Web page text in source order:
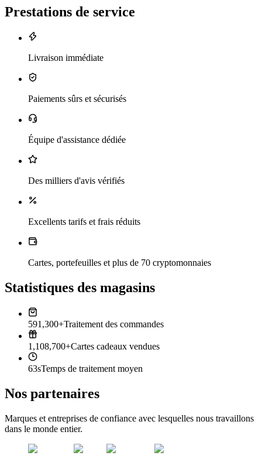
Prestations de service
Livraison immédiate
Paiements sûrs et sécurisés
Équipe d'assistance dédiée
Des milliers d'avis vérifiés
Excellents tarifs et frais réduits
Cartes, portefeuilles et plus de 70 cryptomonnaies
Statistiques des magasins
591,300+Traitement des commandes
1,108,700+Cartes cadeaux vendues
63sTemps de traitement moyen
Nos partenaires
Marques et entreprises de confiance avec lesquelles nous travaillons
dans le monde entier.